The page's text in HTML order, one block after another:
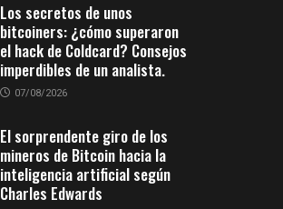
Los secretos de unos
bitcoiners: ¿cómo superaron
el hack de Coldcard? Consejos
imperdibles de un analista.
07/08/2026
El sorprendente giro de los
mineros de Bitcoin hacia la
inteligencia artificial según
Charles Edwards